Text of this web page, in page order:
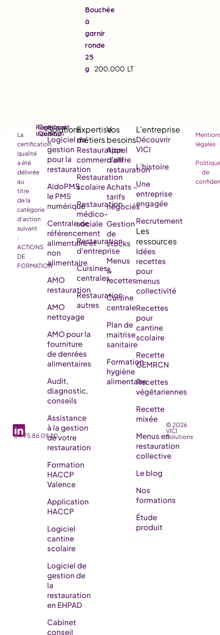
Bouchée
à
garnir
ronde
25
g
200,000 LT
☎️
04.75.86.09.20
La
certification
qualité
a été
délivrée
au
titre
de la
catégorie
d’action
suivant
:
ACTIONS
DE
FORMATION
Règlement
intérieur
Certificat
Qualiopi
Logiciel de
gestion
pour la
restauration
AidoPMS
le PMS
numérique
Centrale de
référencement
alimentaire et
non
alimentaire
AMO
restauration
AMO
nettoyage
AMO pour la
fourniture
de denrées
alimentaires
Audit,
diagnostic,
conseils
Assistance
à la gestion
de votre
restauration
Formation
HACCP
Valence
Application
HACCP
Logiciel
cantine
scolaire
Logiciel de
gestion de
la
restauration
en EHPAD​
Cabinet
conseil
Restauration
commerciale
Restauration
scolaire
Restauration
médico-
sociale
Restauration
d’entreprise
Cuisines
centrales
Restauration
autres
Appel
d’offre
restauration
Achats –
tarifs
négociés
Gestion
de
stocks
Menus
&
recettes
Cuisine
centrale
Plan de
maitrise
sanitaire
Formation
hygiène
alimentaire
Découvrir
VICI
L’histoire
Une
entreprise
engagée
Recrutement
Idées
recettes
pour
menus
collectivité
Recettes
pour
cantine
scolaire
Recette
GEMRCN
Recettes
végétariennes
Recette
mixée
Menus en
restauration
collective
Le blog
Nos
formations
Étude
produit
© 2026
VICI
Solutions
légales
de